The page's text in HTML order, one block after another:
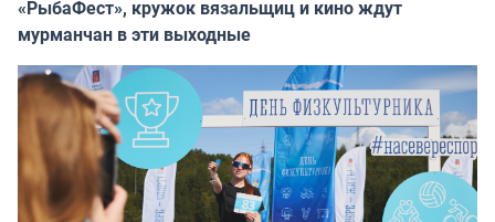
«РыбаФест», кружок вязальщиц и кино ждут
мурманчан в эти выходные